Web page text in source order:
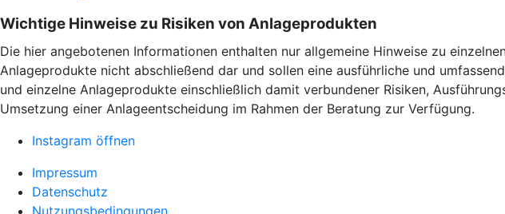
Wichtige Hinweise zu Risiken von Anlageprodukten
Die hier angebotenen Informationen enthalten nur allgemeine Hinweise zu
Anlageprodukte nicht abschließend dar und sollen eine ausführliche und
und einzelne Anlageprodukte einschließlich damit verbundener Risiken,
Umsetzung einer Anlageentscheidung im Rahmen der Beratung zur Verfügung.
Instagram öffnen
Impressum
Datenschutz
Nutzungsbedingungen